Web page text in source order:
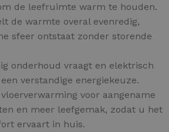
de leefruimte warm te houden.
de warmte overal evenredig,
sfeer ontstaat zonder storende
onderhoud vraagt en elektrisch
verstandige energiekeuze.
voor aangename
en meer leefgemak, zodat u het
ervaart in huis.